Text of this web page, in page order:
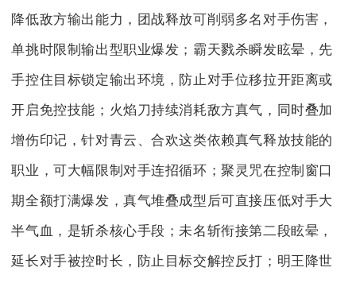
降低敌方输出能力，团战释放可削弱多名对手伤害，
单挑时限制输出型职业爆发；霸天戮杀瞬发眩晕，先
手控住目标锁定输出环境，防止对手位移拉开距离或
开启免控技能；火焰刀持续消耗敌方真气，同时叠加
增伤印记，针对青云、合欢这类依赖真气释放技能的
职业，可大幅限制对手连招循环；聚灵咒在控制窗口
期全额打满爆发，真气堆叠成型后可直接压低对手大
半气血，是斩杀核心手段；未名斩衔接第二段眩晕，
延长对手被控时长，防止目标交解控反打；明王降世